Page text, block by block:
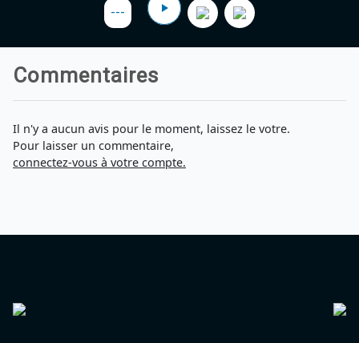
Agadir 99.7 Hz
Tanger 103.3 Hz
Tétouan 87.8 Hz
Chefchaouen 106.4
---
Commentaires
Il n'y a aucun avis pour le moment, laissez le votre.
Pour laisser un commentaire,
connectez-vous à votre compte.